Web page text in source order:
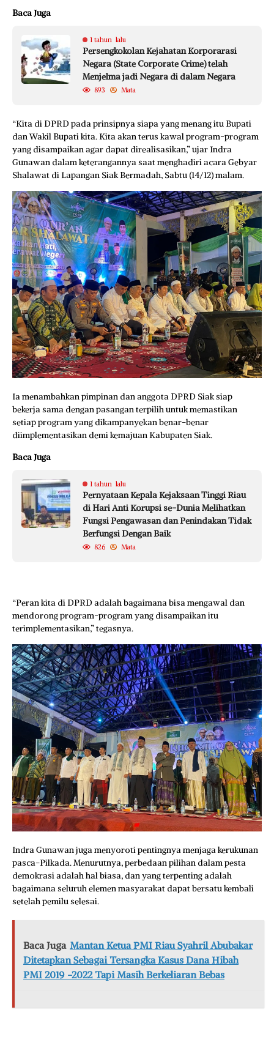
Baca Juga
1 tahun lalu
Persengkokolan Kejahatan Korporarasi
Negara (State Corporate Crime) telah
Menjelma jadi Negara di dalam Negara
893 Mata
“Kita di DPRD pada prinsipnya siapa yang menang itu Bupati
dan Wakil Bupati kita. Kita akan terus kawal program-program
yang disampaikan agar dapat direalisasikan,” ujar Indra
Gunawan dalam keterangannya saat menghadiri acara Gebyar
Shalawat di Lapangan Siak Bermadah, Sabtu (14/12) malam.
Ia menambahkan pimpinan dan anggota DPRD Siak siap
bekerja sama dengan pasangan terpilih untuk memastikan
setiap program yang dikampanyekan benar-benar
diimplementasikan demi kemajuan Kabupaten Siak.
Baca Juga
1 tahun lalu
Pernyataan Kepala Kejaksaan Tinggi Riau
di Hari Anti Korupsi se-Dunia Melihatkan
Fungsi Pengawasan dan Penindakan Tidak
Berfungsi Dengan Baik
826 Mata
“Peran kita di DPRD adalah bagaimana bisa mengawal dan
mendorong program-program yang disampaikan itu
terimplementasikan,” tegasnya.
Indra Gunawan juga menyoroti pentingnya menjaga kerukunan
pasca-Pilkada. Menurutnya, perbedaan pilihan dalam pesta
demokrasi adalah hal biasa, dan yang terpenting adalah
bagaimana seluruh elemen masyarakat dapat bersatu kembali
setelah pemilu selesai.
Baca Juga Mantan Ketua PMI Riau Syahril Abubakar
Ditetapkan Sebagai Tersangka Kasus Dana Hibah
PMI 2019 -2022 Tapi Masih Berkeliaran Bebas